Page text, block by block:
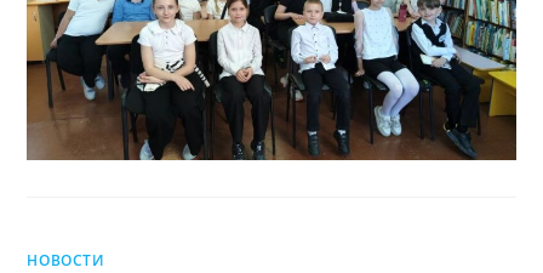
НОВОСТИ